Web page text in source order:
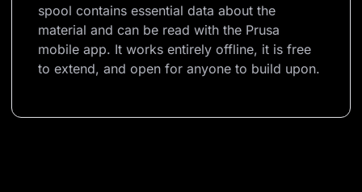
spool contains essential data about the
material and can be read with the Prusa
mobile app. It works entirely offline, it is free
to extend, and open for anyone to build upon.